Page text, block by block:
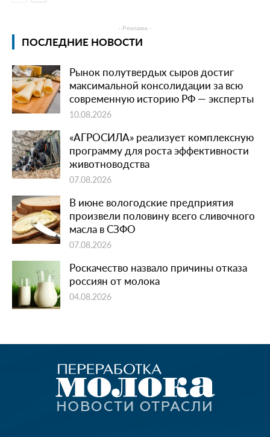
- Реклама -
ПОСЛЕДНИЕ НОВОСТИ
Рынок полутвердых сыров достиг
максимальной консолидации за всю
современную историю РФ — эксперты
10.08.2026
«АГРОСИЛА» реализует комплексную
программу для роста эффективности
животноводства
07.08.2026
В июне вологодские предприятия
произвели половину всего сливочного
масла в СЗФО
07.08.2026
Роскачество назвало причины отказа
россиян от молока
04.08.2026